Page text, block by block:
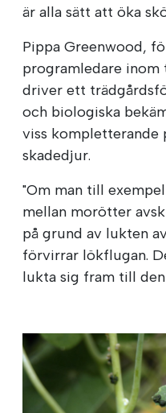
är alla sätt att öka
Pippa Greenwood,
programledare inom
driver ett
och biologiska
viss kompletterande
skadedjur.
"Om man till
mellan morötter
på grund av lukten
förvirrar lökflugan.
lukta sig fram till